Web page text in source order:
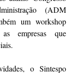
(ADM
um workshop
empresas que
o Sintespo